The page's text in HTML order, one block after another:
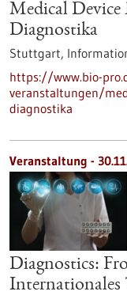
Medical
Diagnostika
Stuttgart,
https://www.bio-
veranstaltungen/
diagnostika
Veranstaltung -
Diagnostics:
Internationales